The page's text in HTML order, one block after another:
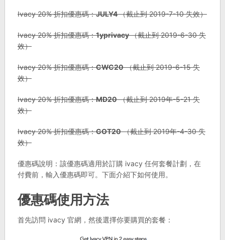
Ivacy 20% 折扣優惠碼：JULY4（截止到 2019-7-10 失效）
Ivacy 20% 折扣優惠碼：1yprivacy（截止到 2019-6-30 失
效）
Ivacy 20% 折扣優惠碼：CWC20（截止到 2019-6-15 失
效）
Ivacy 20% 折扣優惠碼：MD20（截止到 2019年-5-21 失
效）
Ivacy 20% 折扣優惠碼：GOT20（截止到 2019年-4-30 失
效）
優惠碼說明：該優惠碼適用於訂購 ivacy 任何套餐計劃，在
付費前，輸入優惠碼即可。下面介紹下如何使用。
優惠碼使用方法
首先訪問 ivacy 官網，然後選擇你要購買的套餐：